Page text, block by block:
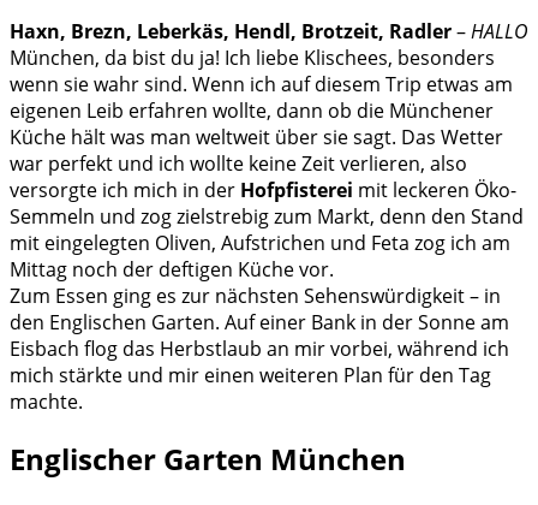
Haxn, Brezn, Leberkäs, Hendl, Brotzeit, Radler–HALLO
München, da bist du ja! Ich liebe Klischees, besonders
wenn sie wahr sind. Wenn ich auf diesem Trip etwas am
eigenen Leib erfahren wollte, dann ob die Münchener
Küche hält was man weltweit über sie sagt. Das Wetter
war perfekt und ich wollte keine Zeit verlieren, also
versorgte ich mich in der Hofpfisterei mit leckeren Öko-
Semmeln und zog zielstrebig zum Markt, denn den Stand
mit eingelegten Oliven, Aufstrichen und Feta zog ich am
Mittag noch der deftigen Küche vor.
Zum Essen ging es zur nächsten Sehenswürdigkeit – in
den Englischen Garten. Auf einer Bank in der Sonne am
Eisbach flog das Herbstlaub an mir vorbei, während ich
mich stärkte und mir einen weiteren Plan für den Tag
machte.
Englischer Garten München